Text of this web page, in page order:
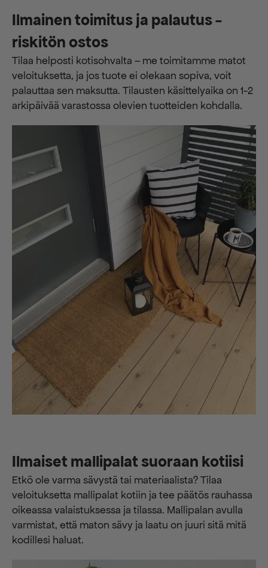
Ilmainen toimitus ja palautus -
riskitön ostos
Tilaa helposti kotisohvalta – me toimitamme matot
veloituksetta, ja jos tuote ei olekaan sopiva, voit
palauttaa sen maksutta. ​​Tilausten käsittelyaika on 1-2
arkipäivää varastossa olevien tuotteiden kohdalla.
Ilmaiset mallipalat suoraan kotiisi
Etkö ole varma sävystä tai materiaalista? Tilaa
veloituksetta mallipalat kotiin ja tee päätös rauhassa
oikeassa valaistuksessa ja tilassa. Mallipalan avulla
varmistat, että maton sävy ja laatu on juuri sitä mitä
kodillesi haluat.